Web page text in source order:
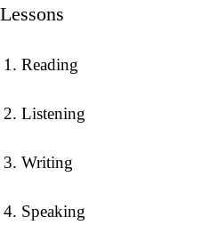
Lessons
Reading
Listening
Writing
Speaking